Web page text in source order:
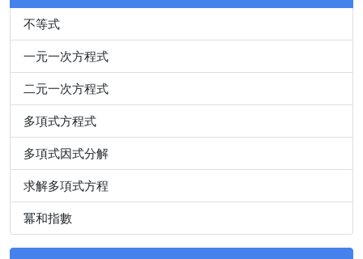
不等式
一元一次方程式
二元一次方程式
多項式方程式
多項式因式分解
求解多項式方程
冪和指數